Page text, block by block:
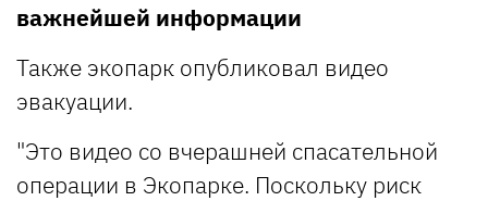
важнейшей информации
Также экопарк опубликовал видео
эвакуации.
"Это видео со вчерашней спасательной
операции в Экопарке. Поскольку риск